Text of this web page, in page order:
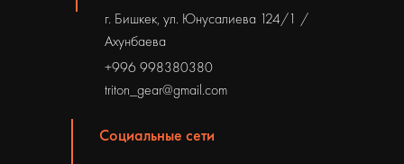
г. Бишкек, ул. Юнусалиева 124/1 /
Ахунбаева
+996 998380380
triton_gear@gmail.com
Социальные сети